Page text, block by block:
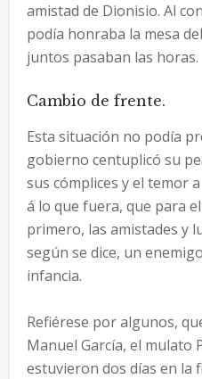
amistad de Dionisio. Al
podía honraba la mesa
juntos pasaban las horas.
Cambio de frente.
Esta situación no podía
gobierno centuplicó su
sus cómplices y el temor
á lo que fuera, que para
primero, las amistades y
según se dice, un
infancia.
Refiérese por algunos,
Manuel García, el mulato
estuvieron dos días en la